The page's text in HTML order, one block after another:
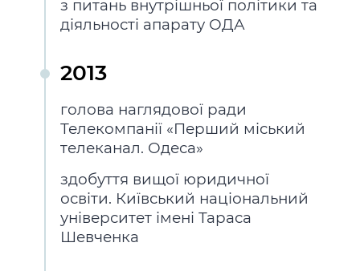
з питань внутрішньої політики та
діяльності апарату ОДА
2013
голова наглядової ради
Телекомпанії «Перший міський
телеканал. Одеса»
здобуття вищої юридичної
освіти. Київський національний
університет імені Тараса
Шевченка